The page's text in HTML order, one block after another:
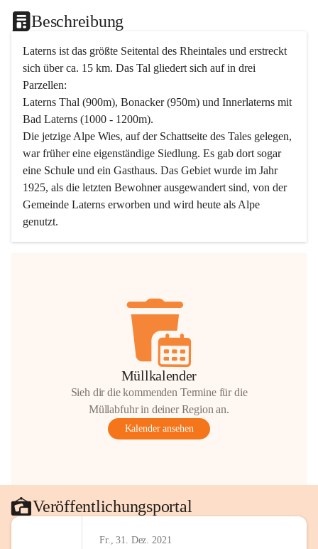
Beschreibung
Laterns ist das größte Seitental des Rheintales und erstreckt
sich über ca. 15 km. Das Tal gliedert sich auf in drei
Parzellen:
Laterns Thal (900m), Bonacker (950m) und Innerlaterns mit
Bad Laterns (1000 - 1200m).
Die jetzige Alpe Wies, auf der Schattseite des Tales gelegen,
war früher eine eigenständige Siedlung. Es gab dort sogar
eine Schule und ein Gasthaus. Das Gebiet wurde im Jahr
1925, als die letzten Bewohner ausgewandert sind, von der
Gemeinde Laterns erworben und wird heute als Alpe
genutzt.
Müllkalender
Sieh dir die kommenden Termine für die
Müllabfuhr in deiner Region an.
Kalender ansehen
Veröffentlichungsportal
Fr., 31. Dez. 2021